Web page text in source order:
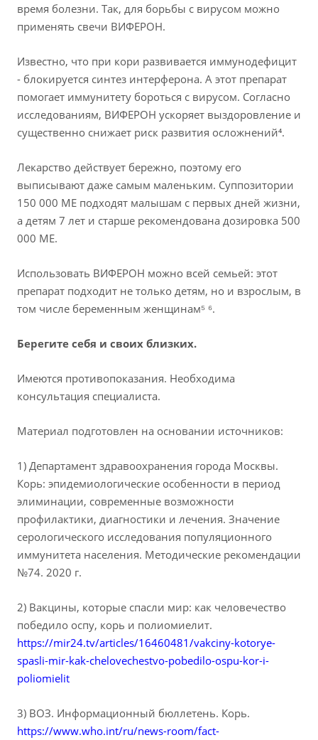
время болезни. Так, для борьбы с вирусом можно
применять свечи ВИФЕРОН.
Известно, что при кори развивается иммунодефицит
- блокируется синтез интерферона. А этот препарат
помогает иммунитету бороться с вирусом. Согласно
исследованиям, ВИФЕРОН ускоряет выздоровление и
существенно снижает риск развития осложнений⁴.
Лекарство действует бережно, поэтому его
выписывают даже самым маленьким. Суппозитории
150 000 МЕ подходят малышам с первых дней жизни,
а детям 7 лет и старше рекомендована дозировка 500
000 МЕ.
Использовать ВИФЕРОН можно всей семьей: этот
препарат подходит не только детям, но и взрослым, в
том числе беременным женщинам⁵ ⁶.
Берегите себя и своих близких.
Имеются противопоказания. Необходима
консультация специалиста.
Материал подготовлен на основании источников:
1) Департамент здравоохранения города Москвы.
Корь: эпидемиологические особенности в период
элиминации, современные возможности
профилактики, диагностики и лечения. Значение
серологического исследования популяционного
иммунитета населения. Методические рекомендации
№74. 2020 г.
2) Вакцины, которые спасли мир: как человечество
победило оспу, корь и полиомиелит.
https://mir24.tv/articles/16460481/vakciny-kotorye-
spasli-mir-kak-chelovechestvo-pobedilo-ospu-kor-i-
poliomielit
3) ВОЗ. Информационный бюллетень. Корь.
https://www.who.int/ru/news-room/fact-